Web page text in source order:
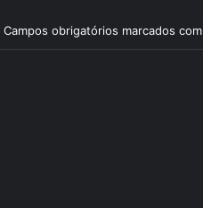
Campos obrigatórios marcados com